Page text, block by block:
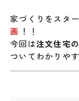
家づくりをスタ
画 ！！
今回は注文住宅
ついてわかりや